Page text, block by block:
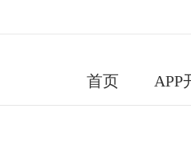
首页 APP